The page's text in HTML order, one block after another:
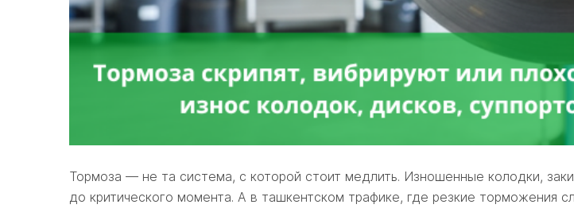
Тормоза — не та система, с которой стоит медлить. Изношенные колодки,
до критического момента. А в ташкентском трафике, где резкие торможения